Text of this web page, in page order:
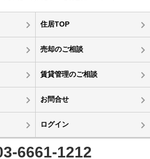
住居TOP
売却のご相談
賃貸管理のご相談
お問合せ
ログイン
6661-1212